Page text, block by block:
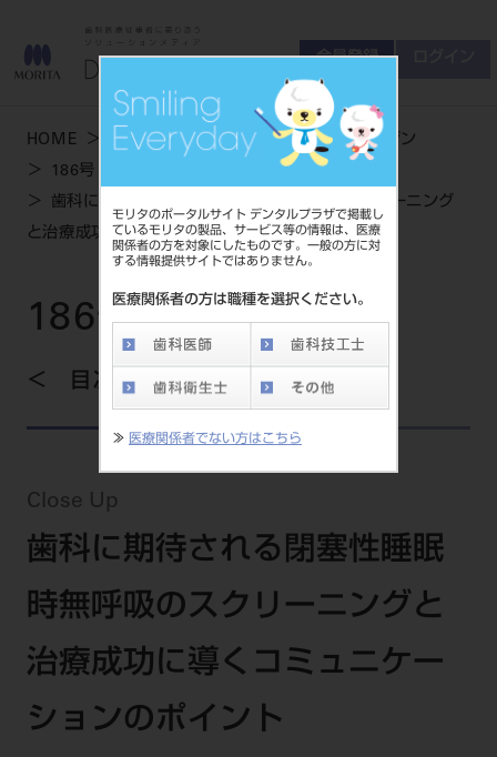
モリタのポータルサイト デンタルプラザで掲載し
ているモリタの製品、サービス等の情報は、医療
関係者の方を対象にしたものです。一般の方に対
する情報提供サイトではありません。
医療関係者の方は職種を選択ください。
≫ 医療関係者でない方はこちら
会員登録
HOME 学術・お役立ち情報
デンタルマガジン
186号 AUTUMN
歯科に期待される閉塞性睡眠時無呼吸のスクリーニング
と治療成功に導くコミュニケーションのポイント
186号 AUTUMN
目次を見る
Close Up
歯科に期待される閉塞性睡眠
時無呼吸のスクリーニングと
治療成功に導くコミュニケー
ションのポイント
お問い合わせ
商品について
セミナーについて
友の会について
ご開業について
会員登録 ログイン
製品情報トップ
製品カテゴリ
大型器械
チェア・ユニット関連
レーザー装置関連
その他設備機器
診療用材料
サポート情報
製品から探す
カテゴリーから探す
メーカーから探す
デジタル製品サポート
セミナー・イベント
全てのセミナー・イベント
全種別
歯科技工士
開業マニュアル
開業医インタビュー
モリタ友の会
有料会員のご案内
学術・お役立ち情報